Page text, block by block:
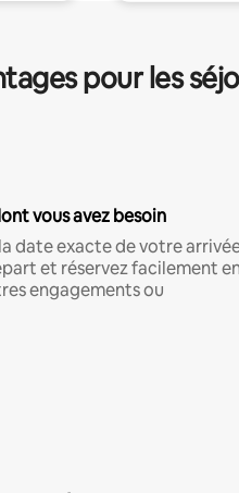
pour les
vous avez besoin
date exacte de votre
et réservez facilement
engagements ou